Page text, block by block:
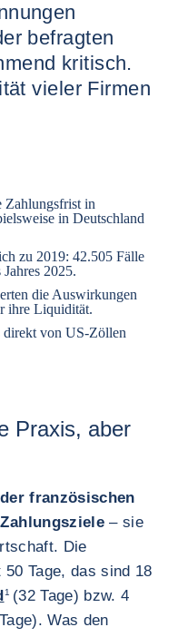
befragten
kritisch.
vieler Firmen
Zahlungsfrist in
in Deutschland
zu 2019: 42.505 Fälle
2025.
die Auswirkungen
ihre Liquidität.
direkt von US-Zöllen
Praxis, aber
französischen
– sie
Die
Tage, das sind 18
1 (32 Tage) bzw. 4
Was den